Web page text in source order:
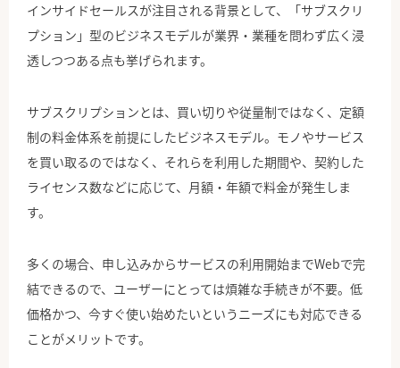
インサイドセールスが注目される背景として、「サブスクリ
プション」型のビジネスモデルが業界・業種を問わず広く浸
透しつつある点も挙げられます。
サブスクリプションとは、買い切りや従量制ではなく、定額
制の料金体系を前提にしたビジネスモデル。モノやサービス
を買い取るのではなく、それらを利用した期間や、契約した
ライセンス数などに応じて、月額・年額で料金が発生しま
す。
多くの場合、申し込みからサービスの利用開始までWebで完
結できるので、ユーザーにとっては煩雑な手続きが不要。低
価格かつ、今すぐ使い始めたいというニーズにも対応できる
ことがメリットです。